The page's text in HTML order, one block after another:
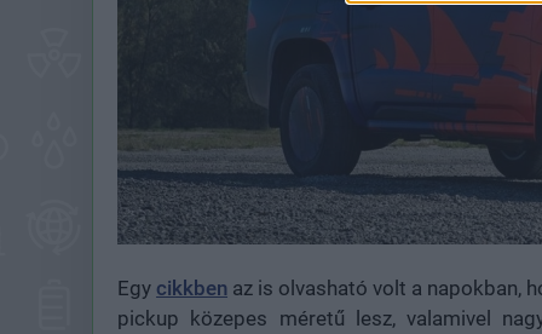
Egy cikkben az is olvasható volt a napokban,
pickup közepes méretű lesz, valamivel